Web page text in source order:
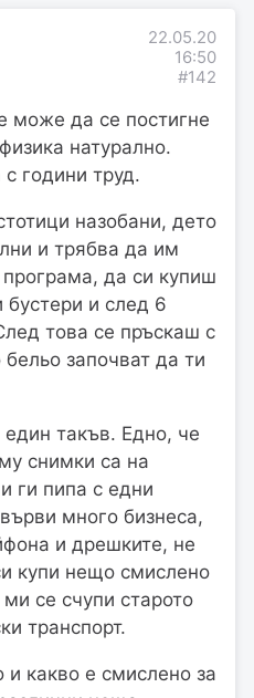
22.05.20
16:50
#142
може да се постигне
натурално.
години труд.
назобани, дето
и трябва да им
да си купиш
бустери и след 6
това се пръскаш с
започват да ти
такъв. Едно, че
снимки са на
ги пипа с едни
много бизнеса,
и дрешките, не
купи нещо смислено
се счупи старото
транспорт.
какво е смислено за